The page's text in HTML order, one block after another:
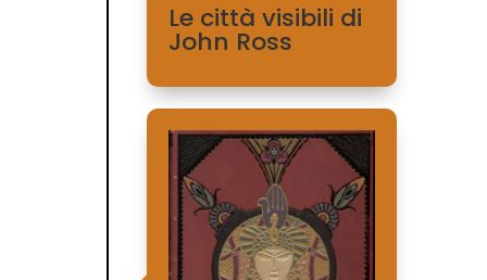
Le città visibili di
John Ross